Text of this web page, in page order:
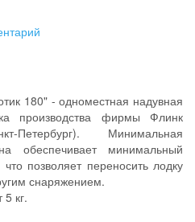
180" - одноместная надувная
производства фирмы Флинк
Петербург). Минимальная
обеспечивает минимальный
что позволяет переносить лодку
снаряжением.
кг.